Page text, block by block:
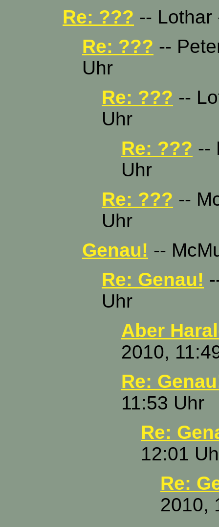
Re: ??? -- Lothar
Re: ??? --
Uhr
Re: ??? --
Uhr
Re: ??? --
Uhr
Re: ??? --
Uhr
Genau! --
Re: Genau!
Uhr
Aber
2010,
Re:
11:53 Uhr
Re:
12:01
Re:
2010,